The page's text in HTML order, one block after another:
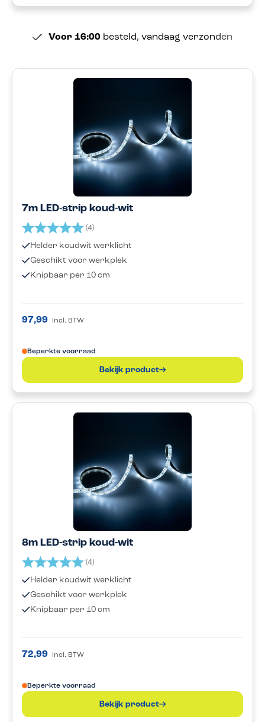
Voor 16:00besteld, vandaag verzonden
7m LED-strip koud-wit
Beoordeling: (4)
Helder koudwit werklicht
Geschikt voor werkplek
Knipbaar per 10 cm
97,99 Incl. BTW
Beperkte voorraad
Bekijk product
8m LED-strip koud-wit
Beoordeling: (4)
Helder koudwit werklicht
Geschikt voor werkplek
Knipbaar per 10 cm
72,99 Incl. BTW
Beperkte voorraad
Bekijk product